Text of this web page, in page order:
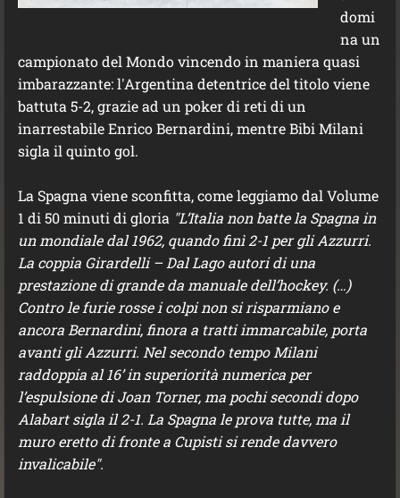
domi
na un
campionato del Mondo vincendo in maniera quasi
imbarazzante: l'Argentina detentrice del titolo viene
battuta 5-2, grazie ad un poker di reti di un
inarrestabile Enrico Bernardini, mentre Bibi Milani
sigla il quinto gol.
La Spagna viene sconfitta, come leggiamo dal Volume
1 di 50 minuti di gloria "L’Italia non batte la Spagna in
un mondiale dal 1962, quando finì 2-1 per gli Azzurri.
La coppia Girardelli – Dal Lago autori di una
prestazione di grande da manuale dell’hockey. (…)
Contro le furie rosse i colpi non si risparmiano e
ancora Bernardini, finora a tratti immarcabile, porta
avanti gli Azzurri. Nel secondo tempo Milani
raddoppia al 16’ in superiorità numerica per
l’espulsione di Joan Torner, ma pochi secondi dopo
Alabart sigla il 2-1. La Spagna le prova tutte, ma il
muro eretto di fronte a Cupisti si rende davvero
invalicabile".